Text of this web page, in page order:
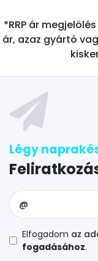
*RRP ár
ár, azaz gyártó
Elfogadom az
fogadásához.